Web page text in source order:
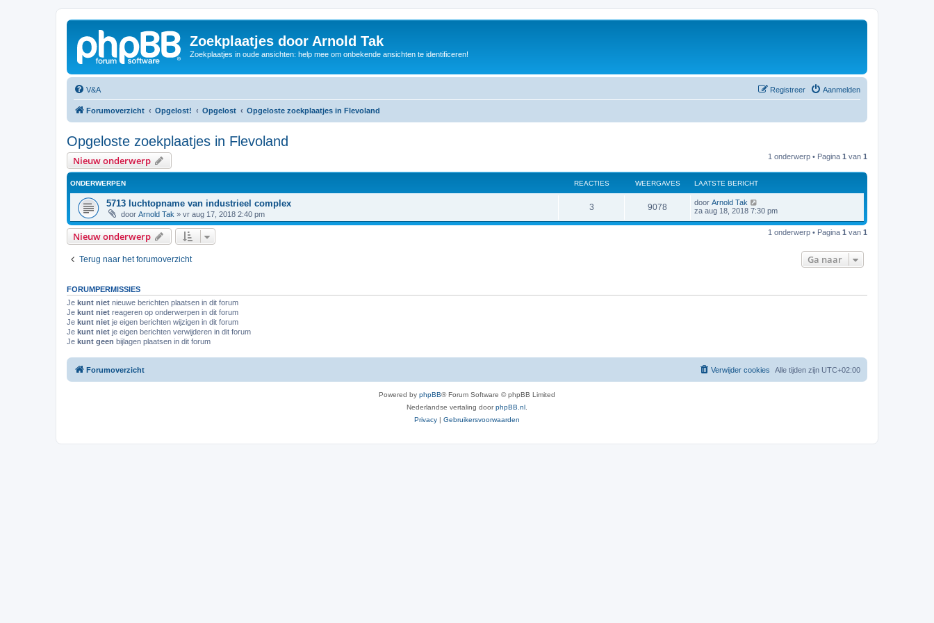
Zoekplaatjes door Arnold Tak
Zoekplaatjes in oude ansichten: help mee om onbekende ansichten te identificeren!
V&A Aanmelden
Registreer
Forumoverzicht Opgelost! Opgelost Opgeloste zoekplaatjes in Flevoland
Opgeloste zoekplaatjes in Flevoland
Nieuw onderwerp 1 onderwerp • Pagina 1 van 1
ONDERWERPEN REACTIES WEERGAVES LAATSTE BERICHT
5713 luchtopname van industrieel complex
door Arnold Tak » vr aug 17, 2018 2:40 pm
3 9078 door Arnold Tak
za aug 18, 2018 7:30 pm
Nieuw onderwerp 1 onderwerp • Pagina 1 van 1
Terug naar het forumoverzicht Ga naar
FORUMPERMISSIES
Je kunt niet nieuwe berichten plaatsen in dit forum
Je kunt niet reageren op onderwerpen in dit forum
Je kunt niet je eigen berichten wijzigen in dit forum
Je kunt niet je eigen berichten verwijderen in dit forum
Je kunt geen bijlagen plaatsen in dit forum
Forumoverzicht Alle tijden zijn UTC+02:00
Verwijder cookies
Powered by phpBB® Forum Software © phpBB Limited
Nederlandse vertaling doorphpBB.nl
Privacy | Gebruikersvoorwaarden